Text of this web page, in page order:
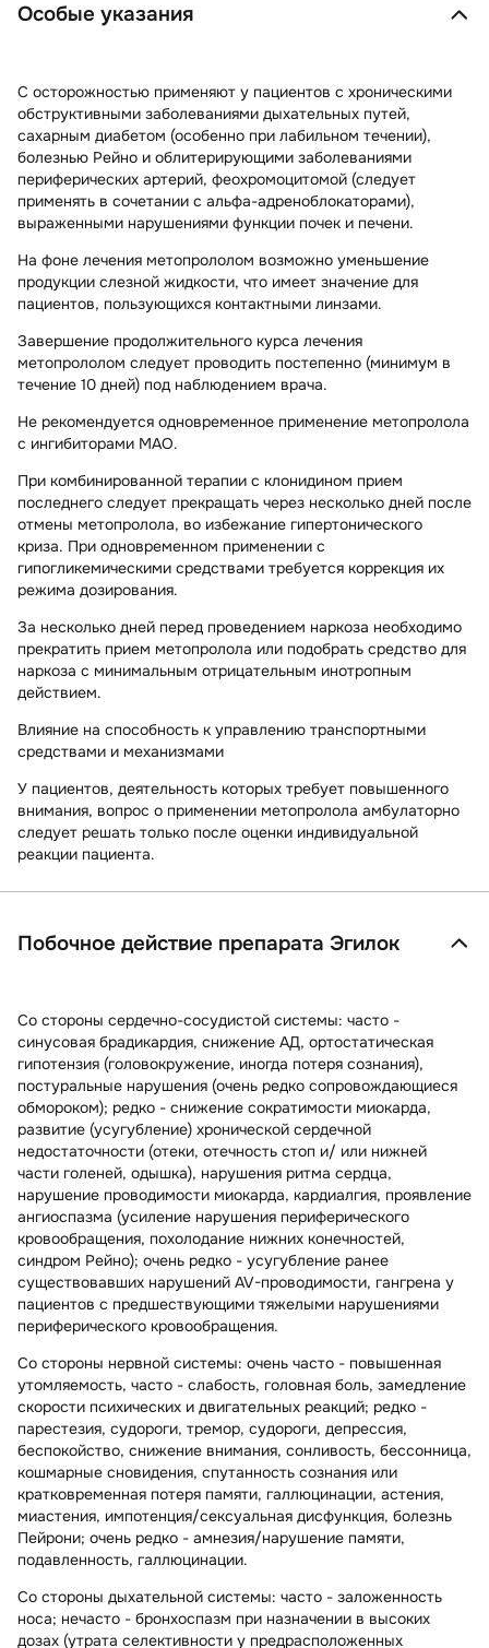
Особые указания
С осторожностью применяют у пациентов с хроническими
обструктивными заболеваниями дыхательных путей,
сахарным диабетом (особенно при лабильном течении),
болезнью Рейно и облитерирующими заболеваниями
периферических артерий, феохромоцитомой (следует
применять в сочетании с альфа-адреноблокаторами),
выраженными нарушениями функции почек и печени.
На фоне лечения метопрололом возможно уменьшение
продукции слезной жидкости, что имеет значение для
пациентов, пользующихся контактными линзами.
Завершение продолжительного курса лечения
метопрололом следует проводить постепенно (минимум в
течение 10 дней) под наблюдением врача.
Не рекомендуется одновременное применение метопролола
с ингибиторами МАО.
При комбинированной терапии с клонидином прием
последнего следует прекращать через несколько дней после
отмены метопролола, во избежание гипертонического
криза. При одновременном применении с
гипогликемическими средствами требуется коррекция их
режима дозирования.
За несколько дней перед проведением наркоза необходимо
прекратить прием метопролола или подобрать средство для
наркоза с минимальным отрицательным инотропным
действием.
Влияние на способность к управлению транспортными
средствами и механизмами
У пациентов, деятельность которых требует повышенного
внимания, вопрос о применении метопролола амбулаторно
следует решать только после оценки индивидуальной
реакции пациента.
Побочное действие препарата Эгилок
Со стороны сердечно-сосудистой системы: часто -
синусовая брадикардия, снижение АД, ортостатическая
гипотензия (головокружение, иногда потеря сознания),
постуральные нарушения (очень редко сопровождающиеся
обмороком); редко - снижение сократимости миокарда,
развитие (усугубление) хронической сердечной
недостаточности (отеки, отечность стоп и/ или нижней
части голеней, одышка), нарушения ритма сердца,
нарушение проводимости миокарда, кардиалгия, проявление
ангиоспазма (усиление нарушения периферического
кровообращения, похолодание нижних конечностей,
синдром Рейно); очень редко - усугубление ранее
существовавших нарушений AV-проводимости, гангрена у
пациентов с предшествующими тяжелыми нарушениями
периферического кровообращения.
Со стороны нервной системы: очень часто - повышенная
утомляемость, часто - слабость, головная боль, замедление
скорости психических и двигательных реакций; редко -
парестезия, судороги, тремор, судороги, депрессия,
беспокойство, снижение внимания, сонливость, бессонница,
кошмарные сновидения, спутанность сознания или
кратковременная потеря памяти, галлюцинации, астения,
миастения, импотенция/сексуальная дисфункция, болезнь
Пейрони; очень редко - амнезия/нарушение памяти,
подавленность, галлюцинации.
Со стороны дыхательной системы: часто - заложенность
носа; нечасто - бронхоспазм при назначении в высоких
дозах (утрата селективности у предрасположенных